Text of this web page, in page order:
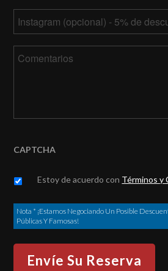
barra
AAAA
barra
barra
AAAA
Instagram
CAPTCHA
Untitled *
Estoy de acuerdo con Términos y
Nota * ¡Estamos Negociando Un Posible
Públicas Y Famosas!